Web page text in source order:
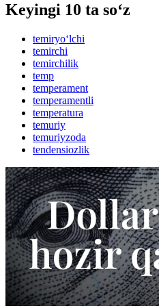
Keyingi 10 ta so‘z
temiryo‘lchi
temirchi
temirchilik
temp
temperament
temperamentli
temperatura
temuriy
temuriyzoda
tendensiozlik